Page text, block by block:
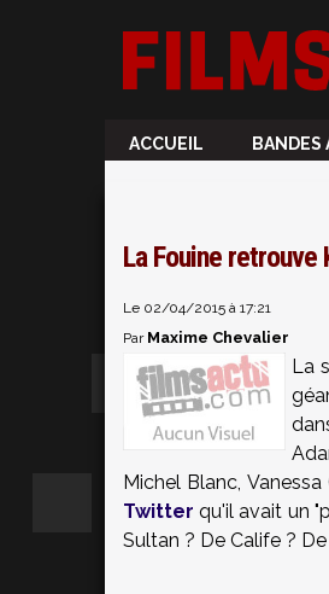
ACCUEIL BANDES
La Fouine retrouve
Le 02/04/2015 à 17:21
Par Maxime Chevalier
La
Michel Blanc,
Twitter qu'il avait un
Sultan ? De Calife ?